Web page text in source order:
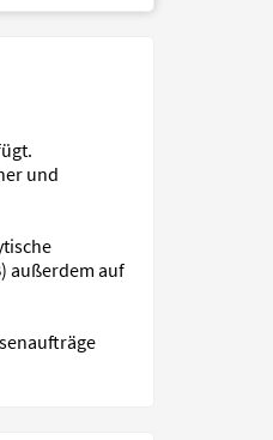
und
außerdem auf